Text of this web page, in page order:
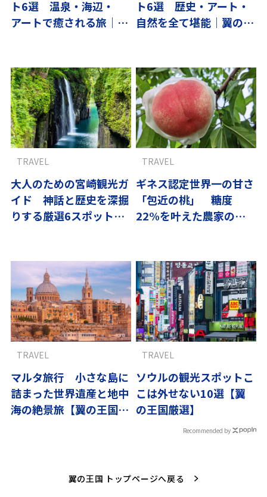
ト6選 温泉・海辺・
アートで癒される旅｜翼
ト6選 歴史・アート・
自然を全て堪能｜翼の王
大人のための宮崎観光ガ
イド 神話と歴史を深掘
りする厳選6スポット｜
TRAVEL
ギネス認定世界一の甘さ
「包近の桃」 糖度
22%を叶えた農家の試
TRAVEL
マルタ旅行 小さな島に
詰まった世界遺産と地中
海の絶景旅【翼の王国厳
TRAVEL
ソウルの観光スポットこ
こは外せない10選【翼
の王国厳選】
TRAVEL
Recommended by
翼の王国 トップページへ戻る